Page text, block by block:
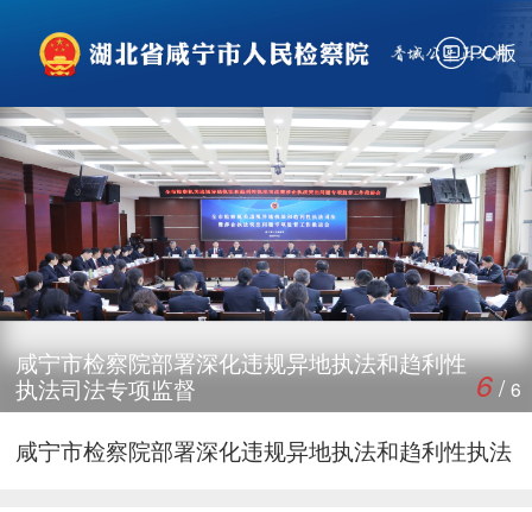
PC版
咸宁市检察院部署深化违规异地执法和趋利性
执法司法专项监督
6/6
咸宁市检察院召开党组（扩大）会议传达学习第十
六次全国检察工作会议精神
市检察院举行“两优一先”表彰大会暨学习教育专题
党课
市检察院向市人大常委会报告上半年工作暨检察建
议工作
市人大常委会调研组专题调研全市检察建议工作
市检察院召开树立和践行正确政绩观学习教育警示
教育会
党建业务深融合，三级联动提质效
省检察院调研组到咸宁调研
咸宁市检察院召开2026年一季度办案质效分析研
判会
咸宁市检察院部署深化违规异地执法和趋利性执法